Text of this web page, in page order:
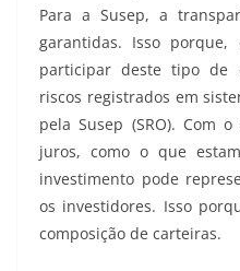
Para a Susep, a
garantidas. Isso
participar deste tipo de
riscos registrados em
pela Susep (SRO). Com
juros, como o que
investimento pode
os investidores. Isso
composição de carteiras.